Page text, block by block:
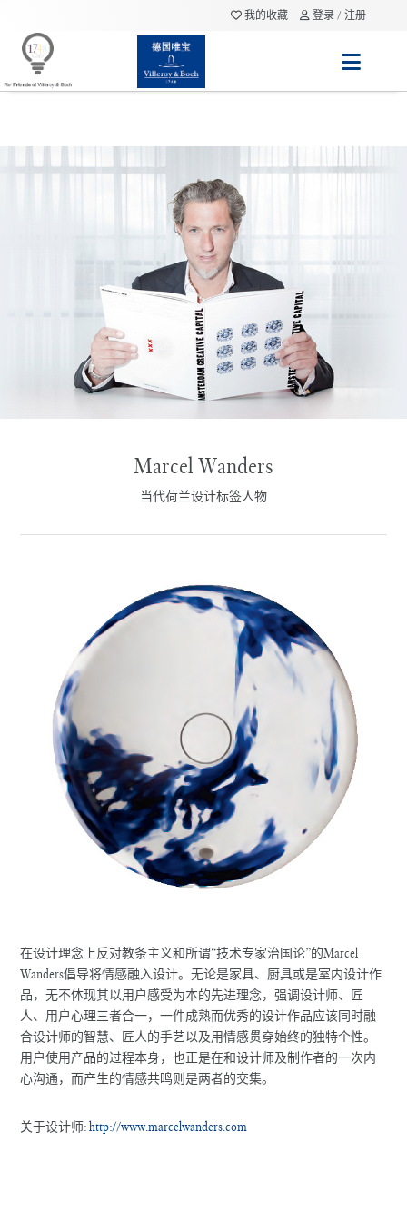
我的收藏 登录 / 注册
Marcel Wanders
当代荷兰设计标签人物
在设计理念上反对教条主义和所谓“技术专家治国论”的Marcel
Wanders倡导将情感融入设计。无论是家具、厨具或是室内设计作
品，无不体现其以用户感受为本的先进理念，强调设计师、匠
人、用户心理三者合一，一件成熟而优秀的设计作品应该同时融
合设计师的智慧、匠人的手艺以及用情感贯穿始终的独特个性。
用户使用产品的过程本身，也正是在和设计师及制作者的一次内
心沟通，而产生的情感共鸣则是两者的交集。
关于设计师:http://www.marcelwanders.com